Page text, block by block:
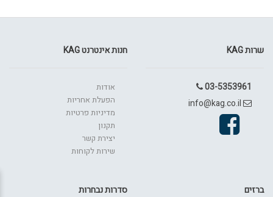
שרות KAG
03-5353961
חנות אינטרנט KAG
אודות
הפעלת אחריות
מדיניות פרטיות
תקנון
יצירת קשר
שירות לקוחות
ברזים סדרות נבחרות